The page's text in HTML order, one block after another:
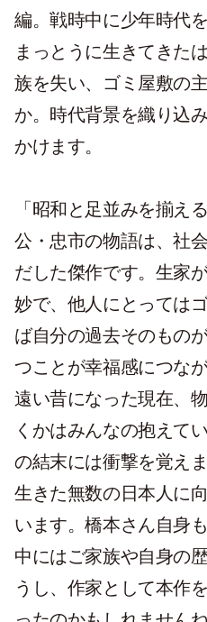
編。戦時中に少年時代
まっとうに生きてきた
族を失い、ゴミ屋敷の
か。時代背景を織り込
かけます。
「昭和と足並みを揃え
公・忠市の物語は、社
だした傑作です。生家
妙で、他人にとっては
ば自分の過去そのもの
つことが幸福感につな
遠い昔になった現在、
くかはみんなの抱えて
の結末には衝撃を覚え
生きた無数の日本人に
います。橋本さん自身
中にはご家族や自身の
うし、作家として本作